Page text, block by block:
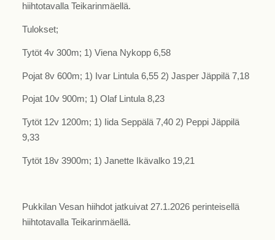
hiihtotavalla Teikarinmäellä.
Tulokset;
Tytöt 4v 300m; 1) Viena Nykopp 6,58
Pojat 8v 600m; 1) Ivar Lintula 6,55 2) Jasper Jäppilä 7,18
Pojat 10v 900m; 1) Olaf Lintula 8,23
Tytöt 12v 1200m; 1) Iida Seppälä 7,40 2) Peppi Jäppilä
9,33
Tytöt 18v 3900m; 1) Janette Ikävalko 19,21
Pukkilan Vesan hiihdot jatkuivat 27.1.2026 perinteisellä
hiihtotavalla Teikarinmäellä.